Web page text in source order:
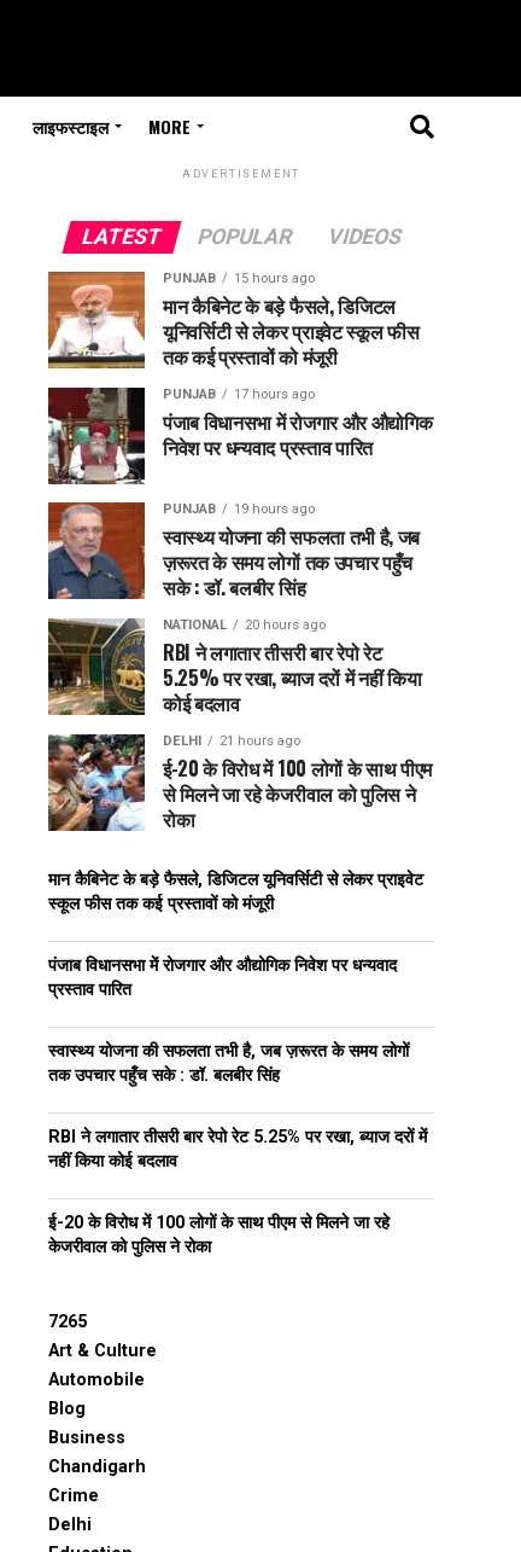
लाइफस्टाइल MORE
ADVERTISEMENT
LATEST POPULAR VIDEOS
PUNJAB 15 hours ago
मान कैबिनेट के बड़े फैसले, डिजिटल
यूनिवर्सिटी से लेकर प्राइवेट स्कूल फीस
तक कई प्रस्तावों को मंजूरी
PUNJAB 17 hours ago
पंजाब विधानसभा में रोजगार और औद्योगिक
निवेश पर धन्यवाद प्रस्ताव पारित
PUNJAB 19 hours ago
स्वास्थ्य योजना की सफलता तभी है, जब
ज़रूरत के समय लोगों तक उपचार पहुँच
सके : डॉ. बलबीर सिंह
NATIONAL 20 hours ago
RBI ने लगातार तीसरी बार रेपो रेट
5.25% पर रखा, ब्याज दरों में नहीं किया
कोई बदलाव
DELHI 21 hours ago
ई-20 के विरोध में 100 लोगों के साथ पीएम
से मिलने जा रहे केजरीवाल को पुलिस ने
रोका
मान कैबिनेट के बड़े फैसले, डिजिटल यूनिवर्सिटी से लेकर प्राइवेट
स्कूल फीस तक कई प्रस्तावों को मंजूरी
पंजाब विधानसभा में रोजगार और औद्योगिक निवेश पर धन्यवाद
प्रस्ताव पारित
स्वास्थ्य योजना की सफलता तभी है, जब ज़रूरत के समय लोगों
तक उपचार पहुँच सके : डॉ. बलबीर सिंह
RBI ने लगातार तीसरी बार रेपो रेट 5.25% पर रखा, ब्याज दरों में
नहीं किया कोई बदलाव
ई-20 के विरोध में 100 लोगों के साथ पीएम से मिलने जा रहे
केजरीवाल को पुलिस ने रोका
7265
Art & Culture
Automobile
Blog
Business
Chandigarh
Crime
Delhi